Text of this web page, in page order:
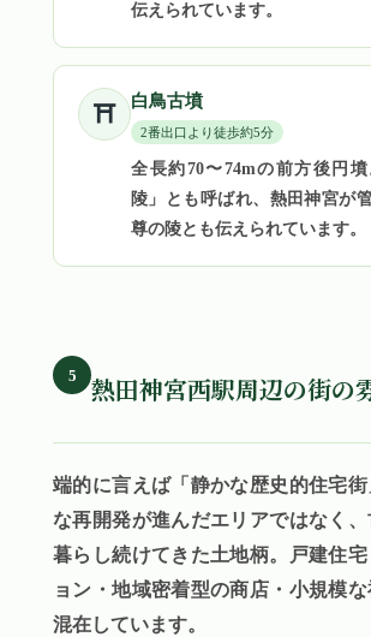
伝えられています。
⛩ 白鳥古墳
2番出口より徒歩約5分
全長約70〜74mの前方後円
陵」とも呼ばれ、熱田神宮が
尊の陵とも伝えられています。
5 熱田神宮西駅周辺の街の
端的に言えば「静かな歴史的住宅
な再開発が進んだエリアではなく
暮らし続けてきた土地柄。戸建住
ョン・地域密着型の商店・小規模
混在しています。